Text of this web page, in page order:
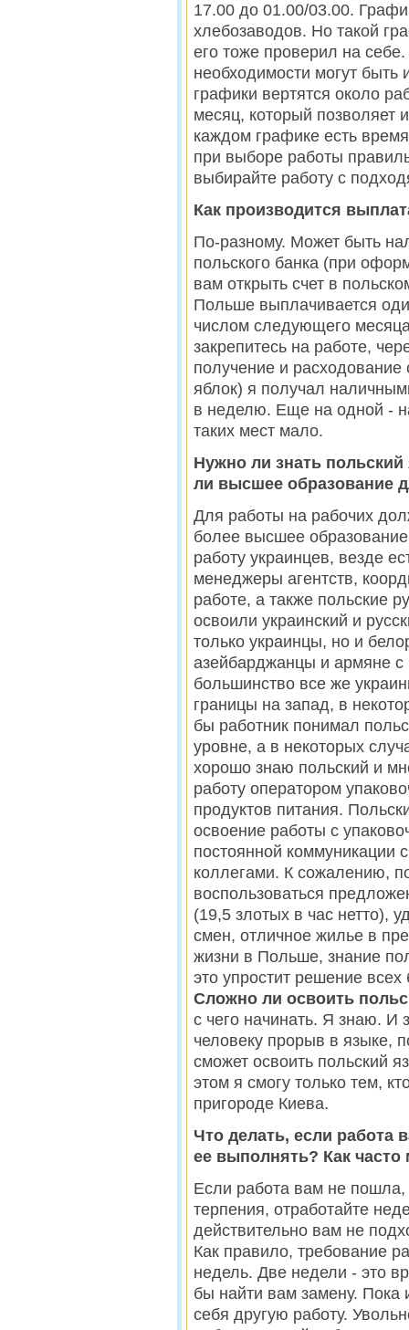
17.00 до 01.00/03.00.
хлебозаводов. Но такой
его тоже проверил на
необходимости могут быть
графики вертятся около
месяц, который позволяет
каждом графике есть
при выборе работы
выбирайте работу с
Как производится
По-разному. Может быть
польского банка (при
вам открыть счет в
Польше выплачивается
числом следующего
закрепитесь на работе,
получение и
яблок) я получал
в неделю. Еще на одной -
таких мест мало.
Нужно ли знать
ли высшее образование
Для работы на рабочих
более высшее
работу украинцев, везде
менеджеры агентств,
работе, а также польские
освоили украинский и
только украинцы, но и
азейбарджанцы и армяне с
большинство все же
границы на запад, в
бы работник понимал
уровне, а в некоторых
хорошо знаю польский и
работу оператором
продуктов питания.
освоение работы с
постоянной коммуникации
коллегами. К сожалению,
воспользоваться
(19,5 злотых в час нетто),
смен, отличное жилье в
жизни в Польше, знание
это упростит решение
Сложно ли освоить
с чего начинать. Я знаю. И
человеку прорыв в языке,
сможет освоить польский
этом я смогу только тем,
пригороде Киева.
Что делать, если работа
ее выполнять? Как
Если работа вам не пошла,
терпения, отработайте
действительно вам не
Как правило, требование
недель. Две недели - это
бы найти вам замену. Пока
себя другую работу.